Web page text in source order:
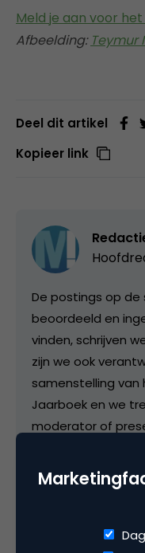
Meld je aan voor
Afbeelding: Teymur
Deel dit artikel
Kopieer link
De postings op
beoordeeld en
vinden, schrijven
zijn we ook
samenstelling van
Jaarboek en we
moderator of
contactgegevens.